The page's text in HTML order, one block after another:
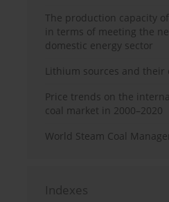
The production capacity
in terms of meeting the
domestic energy sector
Lithium sources and their
Price trends on the
coal market in 2000–2020
World Steam Coal
Indexes